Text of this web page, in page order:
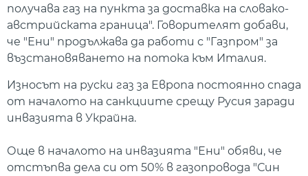
получава газ на пункта за доставка на словако-
австрийската граница". Говорителят добави,
че "Ени" продължава да работи с "Газпром" за
възстановяването на потока към Италия.
Износът на руски газ за Европа постоянно спада
от началото на санкциите срещу Русия заради
инвазията в Украйна.
Още в началото на инвазията "Ени" обяви, че
отстъпва дела си от 50% в газопровода "Син